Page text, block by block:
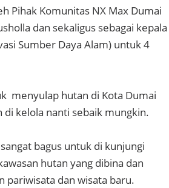
Pihak Komunitas NX Max Dumai
dan sekaligus sebagai kepala
Sumber Daya Alam) untuk 4
menyulap hutan di Kota Dumai
kelola nanti sebaik mungkin.
bagus untuk di kunjungi
hutan yang dibina dan
pariwisata dan wisata baru.